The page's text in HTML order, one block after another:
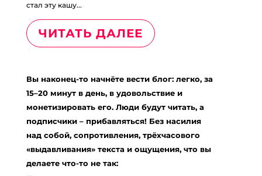
стал эту кашу...
ЧИТАТЬ ДАЛЕЕ
Вы наконец-то начнёте вести блог: легко, за
15–20 минут в день, в удовольствие и
монетизировать его. Люди будут читать, а
подписчики – прибавляться! Без насилия
над собой, сопротивления, трёхчасового
«выдавливания» текста и ощущения, что вы
делаете что-то не так: